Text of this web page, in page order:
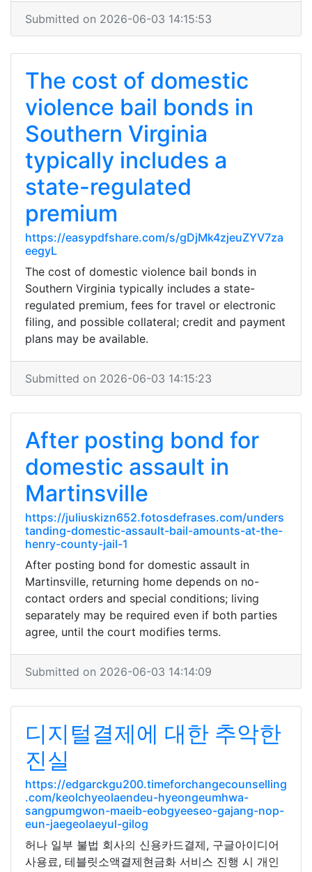
Submitted on 2026-06-03 14:15:53
The cost of domestic
violence bail bonds in
Southern Virginia
typically includes a
state-regulated
premium
https://easypdfshare.com/s/gDjMk4zjeuZYV7za
eegyL
The cost of domestic violence bail bonds in
Southern Virginia typically includes a state-
regulated premium, fees for travel or electronic
filing, and possible collateral; credit and payment
plans may be available.
Submitted on 2026-06-03 14:15:23
After posting bond for
domestic assault in
Martinsville
https://juliuskizn652.fotosdefrases.com/unders
tanding-domestic-assault-bail-amounts-at-the-
henry-county-jail-1
After posting bond for domestic assault in
Martinsville, returning home depends on no-
contact orders and special conditions; living
separately may be required even if both parties
agree, until the court modifies terms.
Submitted on 2026-06-03 14:14:09
디지털결제에 대한 추악한
진실
https://edgarckgu200.timeforchangecounselling
.com/keolchyeolaendeu-hyeongeumhwa-
sangpumgwon-maeib-eobgyeeseo-gajang-nop-
eun-jaegeolaeyul-gilog
허나 일부 불법 회사의 신용카드결제, 구글아이디어
사용료, 테블릿소액결제현금화 서비스 진행 시 개인